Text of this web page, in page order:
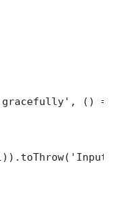
gracefully', ()